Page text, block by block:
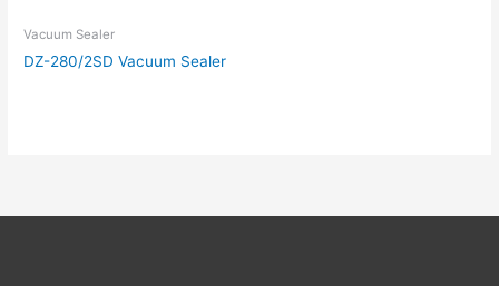
Vacuum Sealer
DZ-280/2SD Vacuum Sealer